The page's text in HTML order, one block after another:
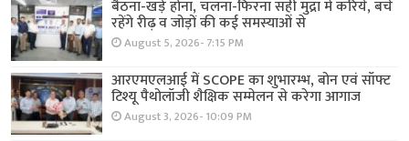
बैठना-खड़े होना, चलना-फिरना सही मुद्रा में करिये, बचे
रहेंगे रीढ़ व जोड़ों की कई समस्याओं से
August 5, 2026- 7:15 PM
आरएमएलआई में SCOPE का शुभारम्भ, बोन एवं सॉफ्ट
टिश्यू पैथोलॉजी शैक्षिक सम्मेलन से करेगा आगाज
August 3, 2026- 10:09 PM